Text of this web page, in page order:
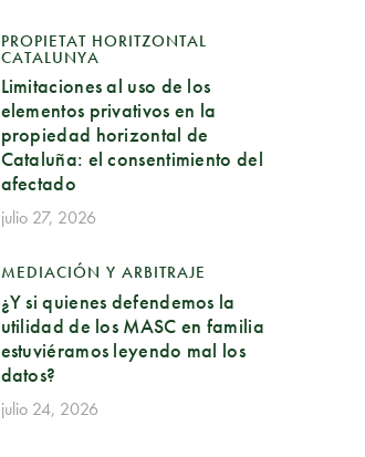
PROPIETAT HORITZONTAL
CATALUNYA
Limitaciones al uso de los
elementos privativos en la
propiedad horizontal de
Cataluña: el consentimiento del
afectado
julio 27, 2026
MEDIACIÓN Y ARBITRAJE
¿Y si quienes defendemos la
utilidad de los MASC en familia
estuviéramos leyendo mal los
datos?
julio 24, 2026